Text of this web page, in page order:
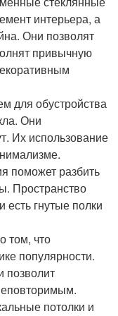
интерьера, а
Они позволят
привычную
для обустройства
Они
Их использование
поможет разбить
Пространство
гнутые полки
том, что
популярности.
позволит
потолки и